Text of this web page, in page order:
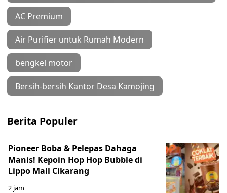
AC Premium
Air Purifier untuk Rumah Modern
bengkel motor
Bersih-bersih Kantor Desa Kamojing
Berita Populer
Pioneer Boba & Pelepas Dahaga
Manis! Kepoin Hop Hop Bubble di
Lippo Mall Cikarang
2 jam